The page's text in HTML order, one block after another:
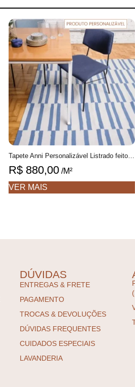
R$ 880,00 /M²
VER MAIS
DÚVIDAS
ENTREGAS & FRETE
PAGAMENTO
TROCAS & DEVOLUÇÕES
DÚVIDAS FREQUENTES
CUIDADOS ESPECIAIS
LAVANDERIA